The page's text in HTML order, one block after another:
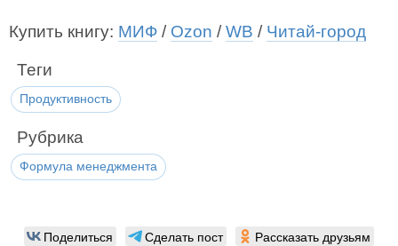
Купить книгу: МИФ / Ozon /WB / Читай-город
Теги
Продуктивность
Рубрика
Формула менеджмента
Поделиться Сделать пост Рассказать друзьям